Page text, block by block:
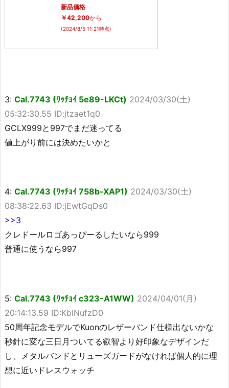
新品価格
￥42,200から
(2024/8/5 11:21時点)
3: Cal.7743 (ﾜｯﾁｮｲ 5e89-LKCt) 2024/03/30(土)
05:32:30.55 ID:jtzaet1q0
GCLX999と997でまだ迷ってる
値上がり前には決めたいかと
4: Cal.7743 (ﾜｯﾁｮｲ 758b-XAP1) 2024/03/30(土)
08:38:22.63 ID:jEwtGqDs0
>>3
クレドールロゴあっぴーるしたいなら999
普通に使うなら997
5: Cal.7743 (ﾜｯﾁｮｲ c323-A1WW) 2024/04/01(月)
20:14:13.59 ID:KblNufzD0
50周年記念モデルでKuonのレザーバンド仕様出ないかな
秒針に変な三日月ついてる叡智より好印象なデザインだ
し、メタルバンドとリューズガードがなければ個人的に理
想に近いドレスウォッチ